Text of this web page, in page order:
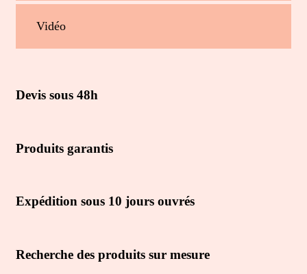
Vidéo
Devis sous 48h
Produits garantis
Expédition sous 10 jours ouvrés
Recherche des produits sur mesure